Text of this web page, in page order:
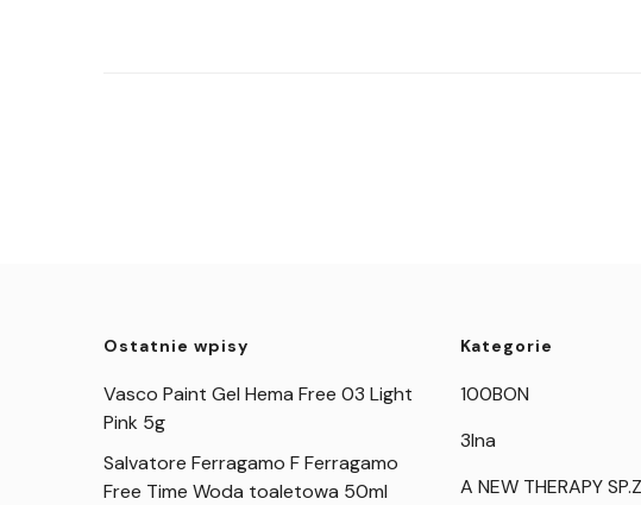
Ostatnie wpisy
Vasco Paint Gel Hema Free 03 Light
Pink 5g
Salvatore Ferragamo F Ferragamo
Free Time Woda toaletowa 50ml
Kategorie
100BON
3Ina
A NEW THERAPY